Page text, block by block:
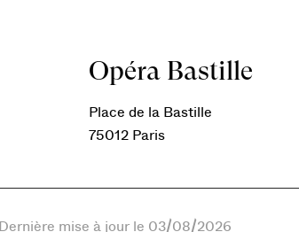
Opéra Bastille
Place de la Bastille
75012 Paris
Dernière mise à jour le 03/08/2026